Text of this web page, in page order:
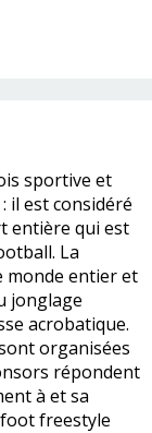
sportive et
il est considéré
entière qui est
La
monde entier et
jonglage
acrobatique.
organisées
répondent
à et sa
freestyle